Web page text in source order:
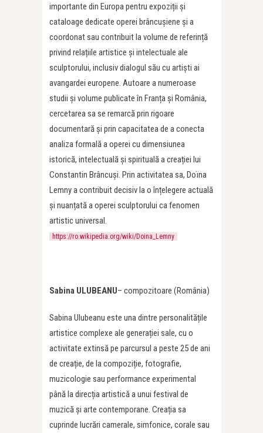
importante din Europa pentru expoziții și
cataloage dedicate operei brâncușiene și a
coordonat sau contribuit la volume de referință
privind relațiile artistice și intelectuale ale
sculptorului, inclusiv dialogul său cu artiști ai
avangardei europene. Autoare a numeroase
studii și volume publicate în Franța și România,
cercetarea sa se remarcă prin rigoare
documentară și prin capacitatea de a conecta
analiza formală a operei cu dimensiunea
istorică, intelectuală și spirituală a creației lui
Constantin Brâncuși. Prin activitatea sa, Doïna
Lemny a contribuit decisiv la o înțelegere actuală
și nuanțată a operei sculptorului ca fenomen
artistic universal.
https://ro.wikipedia.org/wiki/Doina_Lemny
Sabina ULUBEANU– compozitoare (România)
Sabina Ulubeanu este una dintre personalitățile
artistice complexe ale generației sale, cu o
activitate extinsă pe parcursul a peste 25 de ani
de creație, de la compoziție, fotografie,
muzicologie sau performance experimental
până la direcția artistică a unui festival de
muzică și arte contemporane. Creația sa
cuprinde lucrări camerale, simfonice, corale sau